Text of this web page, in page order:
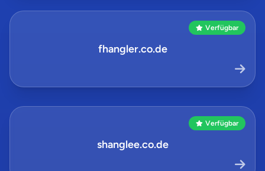
Verfügbar
fhangler.co.de
Verfügbar
shanglee.co.de